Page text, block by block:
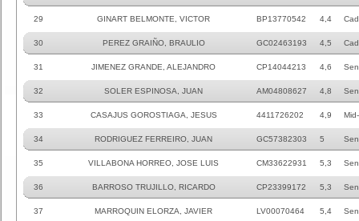
29 GINART BELMONTE, VICTOR BP13770542 4,4
30 PEREZ GRAIÑO, BRAULIO GC02463193 4,5
31 JIMENEZ GRANDE, ALEJANDRO CP14044213 4,6
32 SOLER ESPINOSA, JUAN AM04808627 4,8
33 CASAJUS GOROSTIAGA, JESUS 4411726202 4,9
34 RODRIGUEZ FERREIRO, JUAN GC57382303 5
35 VILLABONA HORREO, JOSE LUIS CM33622931 5,3
36 BARROSO TRUJILLO, RICARDO CP23399172 5,3
37 MARROQUIN ELORZA, JAVIER LV00070464 5,4